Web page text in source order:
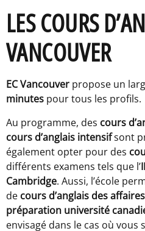
LES COURS
VANCOUVER
EC Vancouver propose un
minutes pour tous les profils.
Au programme, des cours
cours d’anglais intensifsont
également opter pour des
différents examens tels que l’
Cambridge. Aussi, l’école
de cours d’anglais des affaires
préparation université
envisagé dans le cas où